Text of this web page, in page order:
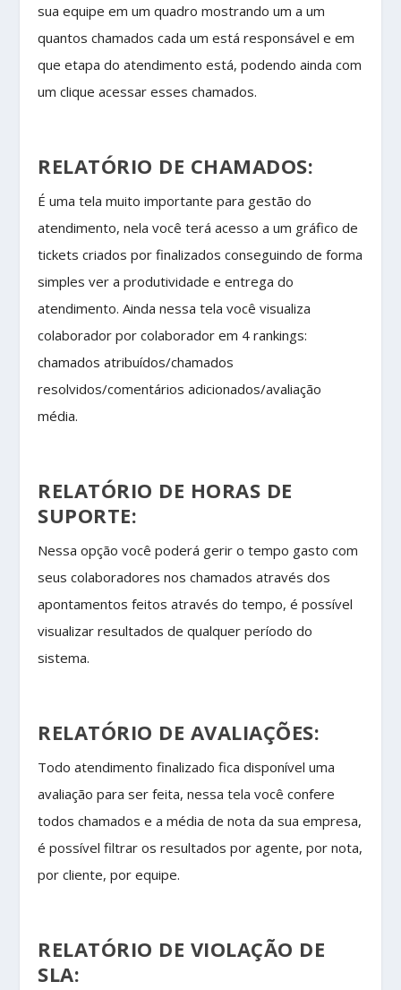
sua equipe em um quadro mostrando um a um
quantos chamados cada um está responsável e em
que etapa do atendimento está, podendo ainda com
um clique acessar esses chamados.
RELATÓRIO DE CHAMADOS:
É uma tela muito importante para gestão do
atendimento, nela você terá acesso a um gráfico de
tickets criados por finalizados conseguindo de forma
simples ver a produtividade e entrega do
atendimento. Ainda nessa tela você visualiza
colaborador por colaborador em 4 rankings:
chamados atribuídos/chamados
resolvidos/comentários adicionados/avaliação
média.
RELATÓRIO DE HORAS DE
SUPORTE:
Nessa opção você poderá gerir o tempo gasto com
seus colaboradores nos chamados através dos
apontamentos feitos através do tempo, é possível
visualizar resultados de qualquer período do
sistema.
RELATÓRIO DE AVALIAÇÕES:
Todo atendimento finalizado fica disponível uma
avaliação para ser feita, nessa tela você confere
todos chamados e a média de nota da sua empresa,
é possível filtrar os resultados por agente, por nota,
por cliente, por equipe.
RELATÓRIO DE VIOLAÇÃO DE
SLA: